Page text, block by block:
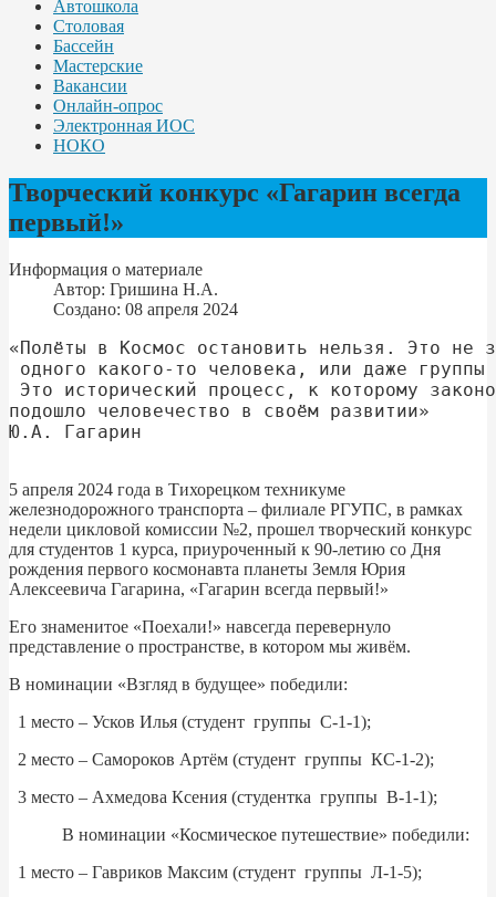
Автошкола
Столовая
Бассейн
Мастерские
Вакансии
Онлайн-опрос
Электронная ИОС
НОКО
Творческий конкурс «Гагарин всегда
первый!»
Информация о материале
Автор: Гришина Н.А.
Создано: 08 апреля 2024
«Полёты в Космос остановить нельзя. Это не
одного какого-то человека, или даже группы
Это исторический процесс, к которому
подошло человечество в своём развитии»
Ю.А. Гагарин
5 апреля 2024 года в Тихорецком техникуме
железнодорожного транспорта – филиале РГУПС, в рамках
недели цикловой комиссии №2, прошел творческий конкурс
для студентов 1 курса, приуроченный к 90-летию со Дня
рождения первого космонавта планеты Земля Юрия
Алексеевича Гагарина, «Гагарин всегда первый!»
Его знаменитое «Поехали!» навсегда перевернуло
представление о пространстве, в котором мы живём.
В номинации «Взгляд в будущее» победили:
1 место – Усков Илья (студент группы С-1-1);
2 место – Самороков Артём (студент группы КС-1-2);
3 место – Ахмедова Ксения (студентка группы В-1-1);
В номинации «Космическое путешествие» победили:
1 место – Гавриков Максим (студент группы Л-1-5);